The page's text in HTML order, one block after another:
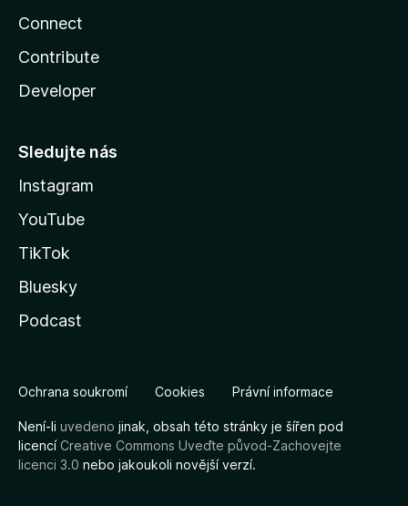
Connect
Contribute
Developer
Sledujte nás
Instagram
YouTube
TikTok
Bluesky
Podcast
Ochrana soukromí Cookies Právní informace
Není-li uvedeno jinak, obsah této stránky je šířen pod
licencíCreative Commons Uveďte původ-Zachovejte
licenci 3.0 nebo jakoukoli novější verzí.